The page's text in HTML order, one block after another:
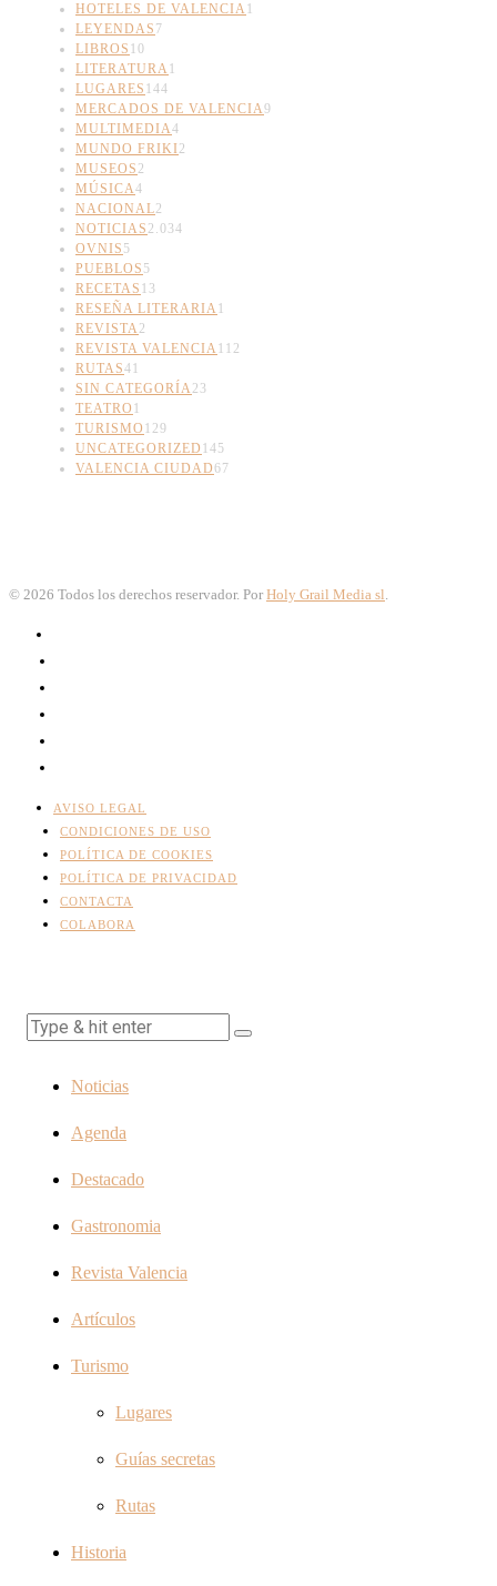
HOTELES DE VALENCIA1
LEYENDAS 7
LIBROS 10
LITERATURA1
LUGARES 144
MERCADOS DE VALENCIA9
MULTIMEDIA4
MUNDO FRIKI2
MUSEOS 2
MÚSICA4
NACIONAL2
NOTICIAS 2.034
OVNIS 5
PUEBLOS 5
RECETAS 13
RESEÑA LITERARIA1
REVISTA2
REVISTA VALENCIA112
RUTAS41
SIN CATEGORÍA23
TEATRO 1
TURISMO 129
UNCATEGORIZED 145
VALENCIA CIUDAD67
© 2026 Todos los derechos reservador. Por Holy Grail Media sl.
AVISO LEGAL
CONDICIONES DE USO
POLÍTICA DE COOKIES
POLÍTICA DE PRIVACIDAD
CONTACTA
COLABORA
Noticias
Agenda
Destacado
Gastronomia
Revista Valencia
Artículos
Turismo
Lugares
Guías secretas
Rutas
Historia